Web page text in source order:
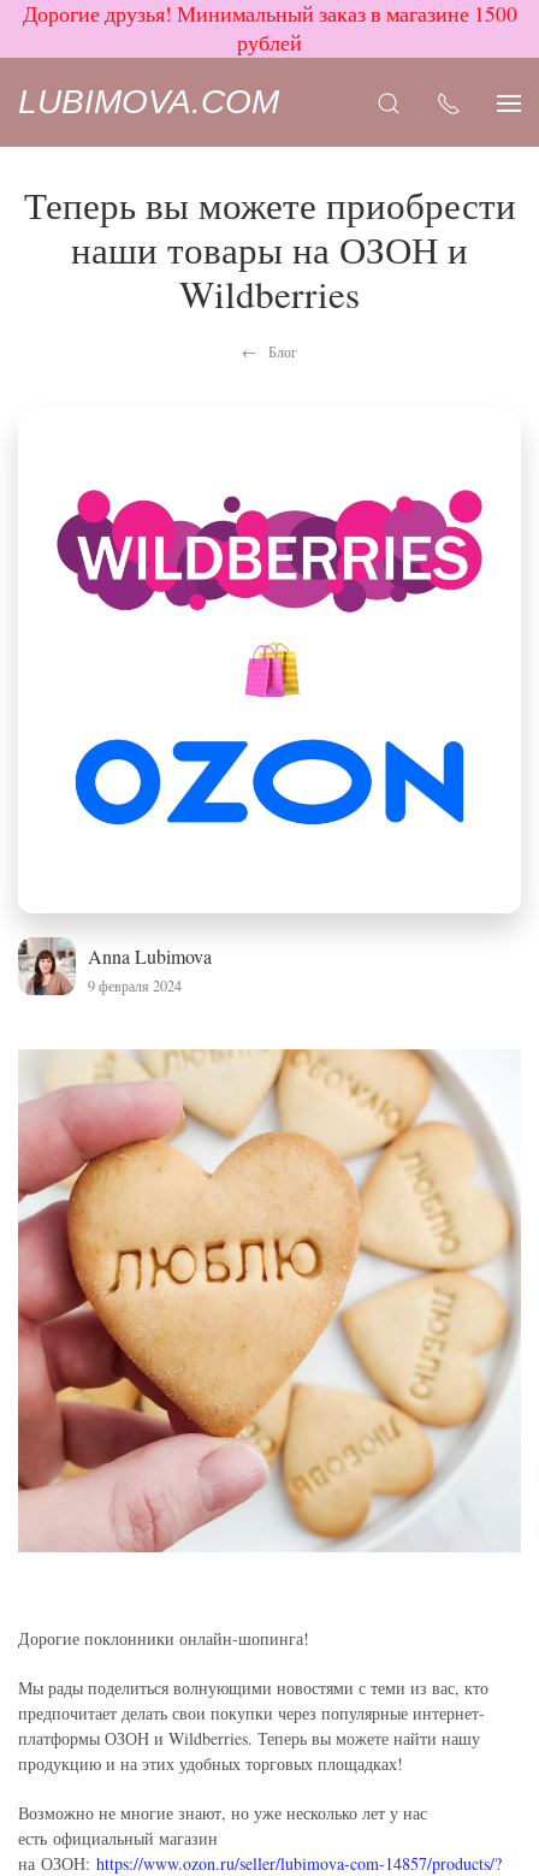
Дорогие друзья! Минимальный заказ в магазине 1500
рублей
LUBIMOVA.COM
Теперь вы можете приобрести
наши товары на ОЗОН и
Wildberries
Блог
Anna Lubimova
9 февраля 2024
Дорогие поклонники онлайн-шопинга!
Мы рады поделиться волнующими новостями с теми из вас, кто
предпочитает делать свои покупки через популярные интернет-
платформы ОЗОН и Wildberries. Теперь вы можете найти нашу
продукцию и на этих удобных торговых площадках!
Возможно не многие знают, но уже несколько лет у нас
есть официальный магазин
на ОЗОН: https://www.ozon.ru/seller/lubimova-com-14857/products/?